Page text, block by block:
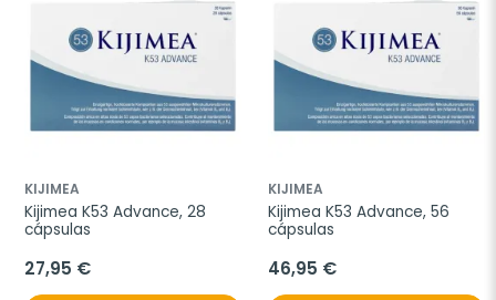
KIJIMEA
Kijimea K53 Advance, 28
cápsulas
27,95 €
KIJIMEA
Kijimea K53 Advance, 56
cápsulas
46,95 €